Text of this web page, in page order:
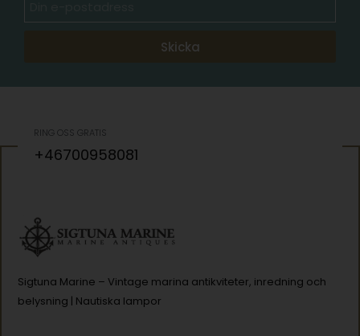
Skicka
RING OSS GRATIS
+46700958081
Sigtuna Marine – Vintage marina antikviteter, inredning och
belysning | Nautiska lampor